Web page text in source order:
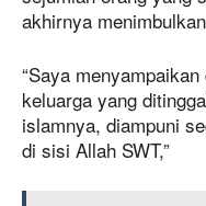
akhirnya
“Saya
keluarga yang
islamnya, diampuni
di sisi Allah SWT,”